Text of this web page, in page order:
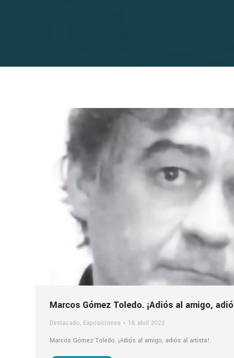
Marcos Gómez Toledo. ¡Adiós al amigo,
Destacado, Exposiciones
18 abril 2022
Marcos Gómez Toledo. ¡Adiós al amigo, adiós al artista!.